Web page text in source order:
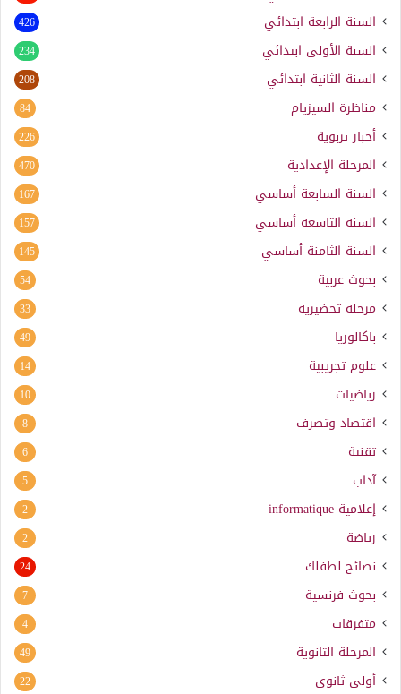
السنة الرابعة ابتدائي 426
السنة الأولى ابتدائي 234
السنة الثانية ابتدائي 208
مناظرة السيزيام 84
أخبار تربوية 226
المرحلة الإعدادية 470
السنة السابعة أساسي 167
السنة التاسعة أساسي 157
السنة الثامنة أساسي 145
بحوث عربية 54
مرحلة تحضيرية 33
باكالوريا 49
علوم تجريبية 14
رياضيات 10
اقتصاد وتصرف 8
تقنية 6
آداب 5
إعلامية informatique
2
رياضة 2
نصائح لطفلك 24
بحوث فرنسية 7
متفرقات 4
المرحلة الثانوية 49
أولى ثانوي 22